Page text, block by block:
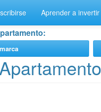
Aprender a invertir